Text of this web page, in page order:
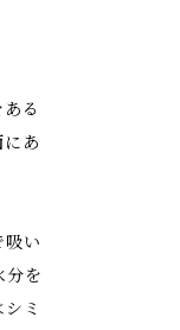
る
あ
吸い
分を
ミ